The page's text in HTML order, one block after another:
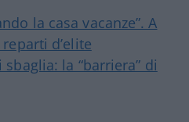
la casa vacanze”. A
d’elite
la “barriera” di